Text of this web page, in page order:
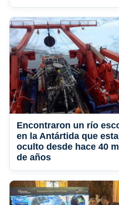
Encontraron un río
en la Antártida que
oculto desde hace 40
de años